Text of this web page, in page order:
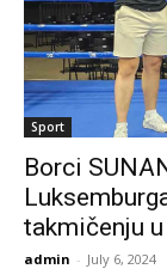
Sport
Borci
takmičenju
admin - July 6, 2024